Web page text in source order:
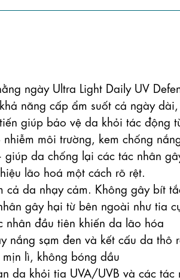
ngày Ultra Light Daily UV
năng cấp ẩm suốt cả ngày
giúp bảo vệ da khỏi tác động
môi trường, kem chống
giúp da chống lại các tác nhân
lão hoá một cách rõ rệt.
da nhạy cảm. Không gây bít
gây hại từ bên ngoài như tia
nhân đầu tiên khiến da lão hóa
nắng sạm đen và kết cấu da thô
lì, không bóng dầu
da khỏi tia UVA/UVB và các tác